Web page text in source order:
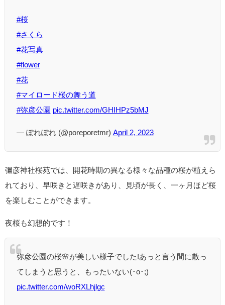
#桜
#さくら
#花写真
#flower
#花
#マイロード桜の舞う道
#弥彦公園 pic.twitter.com/GHIHPz5bMJ
— ぽれぽれ (@poreporetmr) April 2, 2023
彌彦神社桜苑では、開花時期の異なる様々な品種の桜が植えら
れており、早咲きと遅咲きがあり、見頃が長く、一ヶ月ほど桜
を楽しむことができます。
夜桜も幻想的です！
弥彦公園の桜🌸が美しい様子でした!あっと言う間に散っ
てしまうと思うと、もったいない(⁠･⁠o⁠･⁠;⁠)
pic.twitter.com/woRXLhjlgc